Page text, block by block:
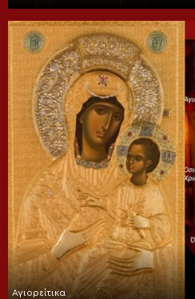
Αγιορείτικα